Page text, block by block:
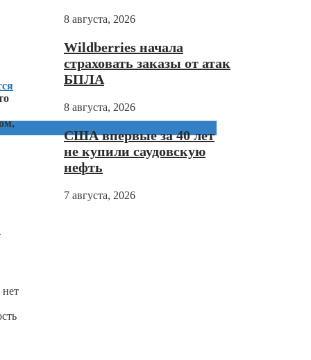
8 августа, 2026
Wildberries начала
страховать заказы от атак
БПЛА
8 августа, 2026
США впервые за 40 лет
не купили саудовскую
нефть
7 августа, 2026